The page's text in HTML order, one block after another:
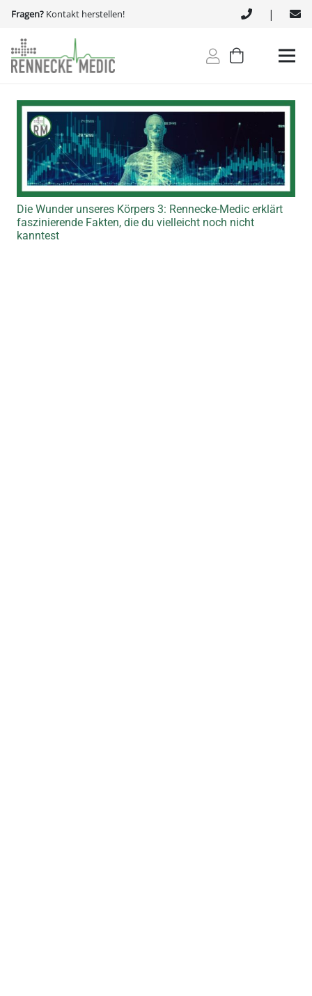
Fragen? Kontakt herstellen! |
Die Wunder unseres Körpers 3: Rennecke-Medic erklärt
faszinierende Fakten, die du vielleicht noch nicht
kanntest